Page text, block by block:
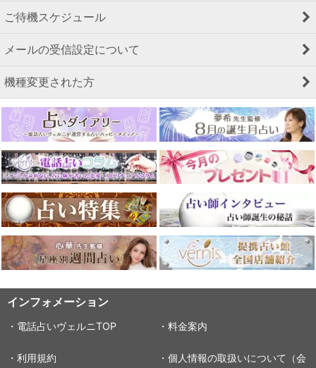
ご待機スケジュール
メールの受信設定について
機種変更された方
インフォメーション
・電話占いヴェルニTOP ・料金案内
・利用規約
・個人情報の取扱いについて（会